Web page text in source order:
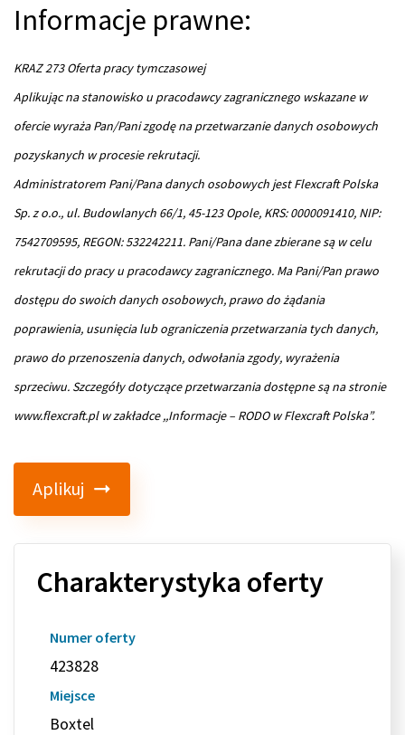
Informacje prawne:
KRAZ 273 Oferta pracy tymczasowej
Aplikując na stanowisko u pracodawcy zagranicznego wskazane w
ofercie wyraża Pan/Pani zgodę na przetwarzanie danych osobowych
pozyskanych w procesie rekrutacji.
Administratorem Pani/Pana danych osobowych jest Flexcraft Polska
Sp. z o.o., ul. Budowlanych 66/1, 45-123 Opole, KRS: 0000091410, NIP:
7542709595, REGON: 532242211. Pani/Pana dane zbierane są w celu
rekrutacji do pracy u pracodawcy zagranicznego. Ma Pani/Pan prawo
dostępu do swoich danych osobowych, prawo do żądania
poprawienia, usunięcia lub ograniczenia przetwarzania tych danych,
prawo do przenoszenia danych, odwołania zgody, wyrażenia
sprzeciwu. Szczegóły dotyczące przetwarzania dostępne są na stronie
www.flexcraft.pl w zakładce ,,Informacje – RODO w Flexcraft Polska”.
Aplikuj
Charakterystyka oferty
Numer oferty
423828
Miejsce
Boxtel